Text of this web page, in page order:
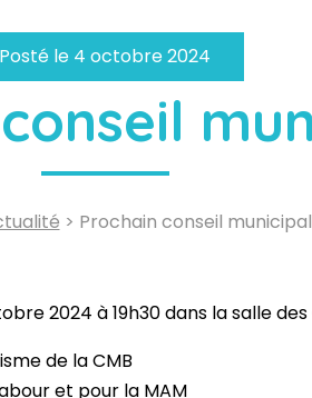
Posté le 4 octobre 2024
> Prochain conseil municipal
2024 à 19h30 dans la salle
de la CMB
et pour la MAM